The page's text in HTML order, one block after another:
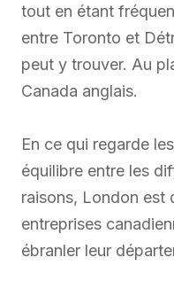
tout en étant
entre Toronto et
peut y trouver. Au
Canada anglais.
En ce qui regarde
équilibre entre les
raisons, London est
entreprises
ébranler leur